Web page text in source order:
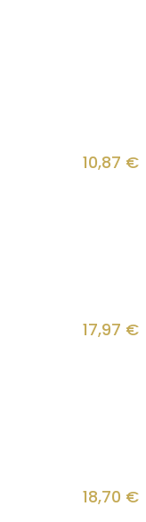
10,87 €
17,97 €
18,70 €